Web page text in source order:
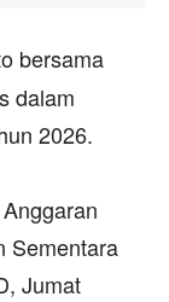
bersama
dalam
2026.
Sementara
Jumat